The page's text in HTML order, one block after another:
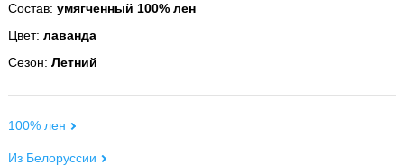
Состав: умягченный 100% лен
Цвет: лаванда
Сезон: Летний
100% лен
Из Белоруссии